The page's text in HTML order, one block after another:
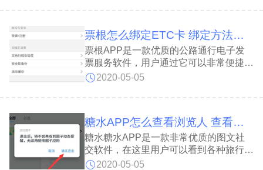
起了解下具体步骤吧。
票根怎么绑定ETC卡 绑定方法介绍
票根APP是一款优质的公路通行电子发
票服务软件，用户通过它可以非常便捷、
高效的开具电子发票，当然如果要开票那
带来绑定方法介绍。
2020-05-05
糖水APP怎么查看浏览人 查看方法介绍
糖水糖水APP是一款非常优质的图文社
交软件，在这里用户可以看到各种旅行故
事。很多朋友在写了原创之后想看了解一
2020-05-05